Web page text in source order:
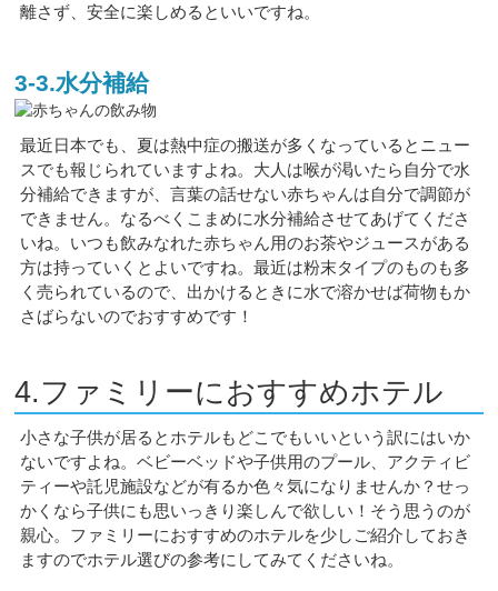
離さず、安全に楽しめるといいですね。
3-3.水分補給
最近日本でも、夏は熱中症の搬送が多くなっているとニュー
スでも報じられていますよね。大人は喉が渇いたら自分で水
分補給できますが、言葉の話せない赤ちゃんは自分で調節が
できません。なるべくこまめに水分補給させてあげてくださ
いね。いつも飲みなれた赤ちゃん用のお茶やジュースがある
方は持っていくとよいですね。最近は粉末タイプのものも多
く売られているので、出かけるときに水で溶かせば荷物もか
さばらないのでおすすめです！
4.ファミリーにおすすめホテル
小さな子供が居るとホテルもどこでもいいという訳にはいか
ないですよね。ベビーベッドや子供用のプール、アクティビ
ティーや託児施設などが有るか色々気になりませんか？せっ
かくなら子供にも思いっきり楽しんで欲しい！そう思うのが
親心。ファミリーにおすすめのホテルを少しご紹介しておき
ますのでホテル選びの参考にしてみてくださいね。